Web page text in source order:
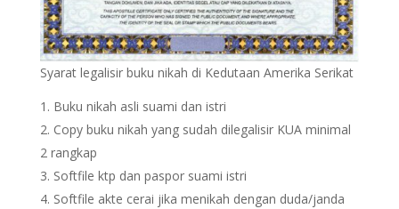
Syarat legalisir buku nikah di Kedutaan Amerika Serikat
Buku nikah asli suami dan istri
Copy buku nikah yang sudah dilegalisir KUA minimal
2 rangkap
Softfile ktp dan paspor suami istri
Softfile akte cerai jika menikah dengan duda/janda